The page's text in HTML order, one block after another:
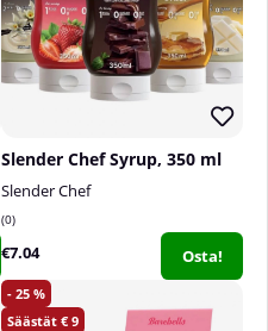
Slender Chef Syrup, 350 ml
Slender Chef
0
€7.04 Osta!
25
9